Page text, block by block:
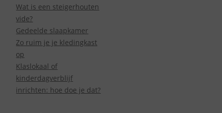
Wat is een steigerhouten
vide?
Gedeelde slaapkamer
Zo ruim je je kledingkast
op
Klaslokaal of
kinderdagverblijf
inrichten: hoe doe je dat?